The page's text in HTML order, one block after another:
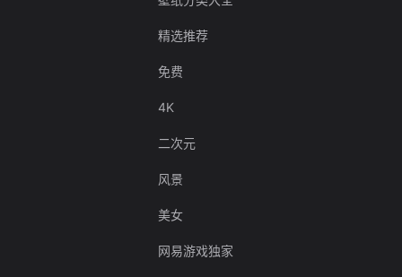
精选推荐
免费
4K
二次元
风景
美女
网易游戏独家